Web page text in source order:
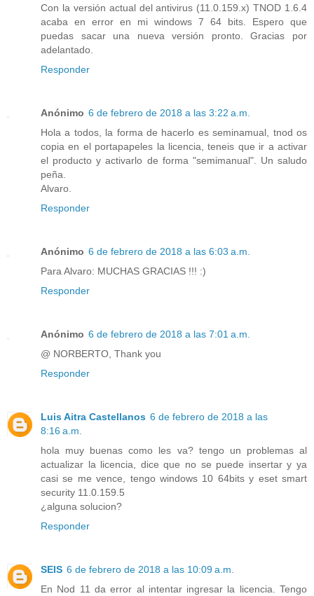
Con la versión actual del antivirus (11.0.159.x) TNOD 1.6.4
acaba en error en mi windows 7 64 bits. Espero que
puedas sacar una nueva versión pronto. Gracias por
adelantado.
Responder
Anónimo 6 de febrero de 2018 a las 3:22 a.m.
Hola a todos, la forma de hacerlo es seminamual, tnod os
copia en el portapapeles la licencia, teneis que ir a activar
el producto y activarlo de forma "semimanual". Un saludo
peña.
Alvaro.
Responder
Anónimo 6 de febrero de 2018 a las 6:03 a.m.
Para Alvaro: MUCHAS GRACIAS !!! :)
Responder
Anónimo 6 de febrero de 2018 a las 7:01 a.m.
@ NORBERTO, Thank you
Responder
Luis Aitra Castellanos 6 de febrero de 2018 a las
8:16 a.m.
hola muy buenas como les va? tengo un problemas al
actualizar la licencia, dice que no se puede insertar y ya
casi se me vence, tengo windows 10 64bits y eset smart
security 11.0.159.5
¿alguna solucion?
Responder
SEIS 6 de febrero de 2018 a las 10:09 a.m.
En Nod 11 da error al intentar ingresar la licencia. Tengo